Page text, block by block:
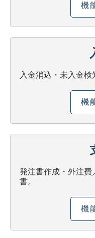
機
入金消込・未入金検
機
発注書作成・外注費
書。
機